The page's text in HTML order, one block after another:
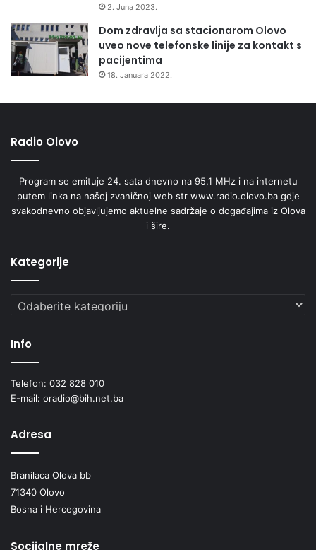
2. Juna 2023.
Dom zdravlja sa stacionarom Olovo
uveo nove telefonske linije za kontakt s
pacijentima
18. Januara 2022.
Radio Olovo
Program se emituje 24. sata dnevno na 95,1 MHz i na internetu
putem linka na našoj zvaničnoj web str www.radio.olovo.ba gdje
svakodnevno objavljujemo aktuelne sadržaje o događajima iz Olova
i šire.
Kategorije
Kategorije
Info
Telefon: 032 828 010
E-mail: oradio@bih.net.ba
Adresa
Branilaca Olova bb
71340 Olovo
Bosna i Hercegovina
Socijalne mreže